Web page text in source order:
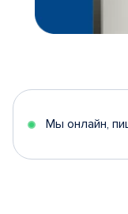
Мы онлайн,